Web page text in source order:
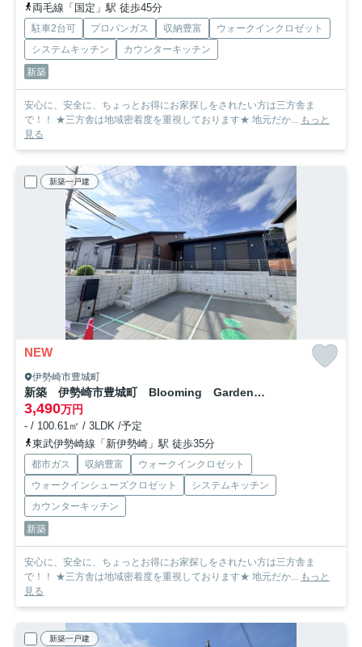
両毛線「国定」駅 徒歩45分
駐車2台可 プロパンガス 収納豊富
ウォークインクロゼット
システムキッチン
カウンターキッチン
新築
安心に、安全に、ちょっとお得にお家探しをされたい方は三方舎ま
で！！ ★三方舎は地域密着度を重視しております★ 地元だか... もっと
見る
新築一戸建
NEW
伊勢崎市豊城町
新築 伊勢崎市豊城町 Blooming Garden 1号棟
3,490万円
- / 100.61㎡ / 3LDK /予定
東武伊勢崎線「新伊勢崎」駅 徒歩35分
都市ガス 収納豊富
ウォークインクロゼット
ウォークインシューズクロゼット
システムキッチン
カウンターキッチン
新築
安心に、安全に、ちょっとお得にお家探しをされたい方は三方舎ま
で！！ ★三方舎は地域密着度を重視しております★ 地元だか... もっと
見る
新築一戸建